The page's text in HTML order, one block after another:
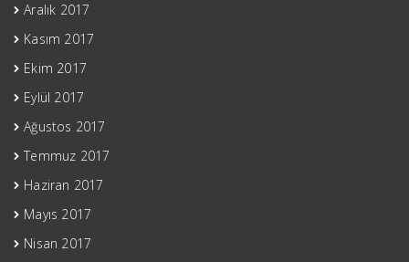
Aralık 2017
Kasım 2017
Ekim 2017
Eylül 2017
Ağustos 2017
Temmuz 2017
Haziran 2017
Mayıs 2017
Nisan 2017